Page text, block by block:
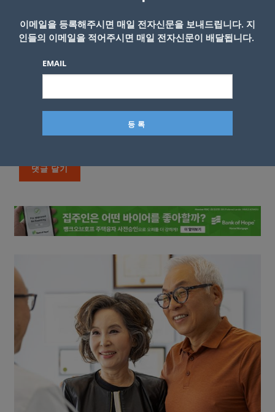
이메일을 등록해주시면 매일 전자신문을 보내드립니다. 지
인들의 이메일을 적어주시면 매일 전자신문이 배달됩니다.
EMAIL